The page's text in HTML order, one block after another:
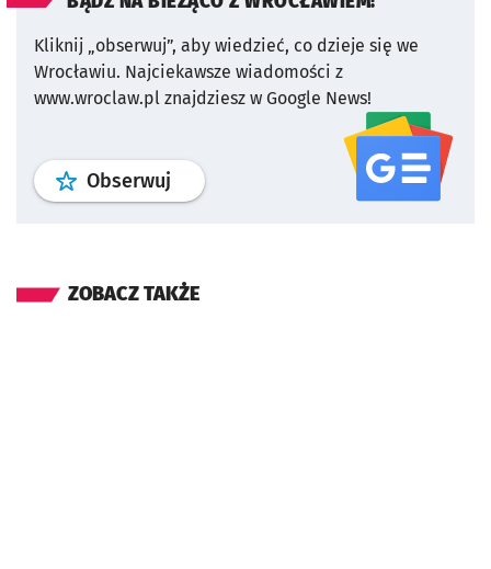
Kliknij „obserwuj”, aby wiedzieć, co dzieje się we
Wrocławiu. Najciekawsze wiadomości z
www.wroclaw.pl znajdziesz w Google News!
Obserwuj profil serwisu
ZOBACZ TAKŻE